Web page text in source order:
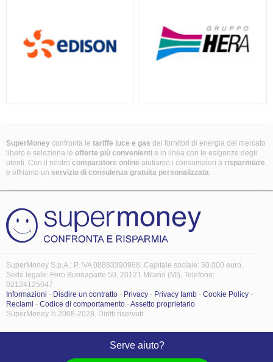
SuperMoney confronta le tariffe luce e gas dei fornitori di energia del mercato
libero e seleziona le offerte più convenienti e in linea con le esigenze degli
utenti. Con il nostro comparatore online aiutiamo i consumatori a risparmiare
e offriamo un servizio di consulenza gratuita personalizzata.
SuperMoney S.p.A.: P. IVA 08883390968. Capitale sociale: 50.000 euro.
Sede legale: Foro Buonaparte 50, 20121 Milano (MI). Telefono:
02124125047.
Informazioni - Disdire un contratto - Privacy - Privacy Iamb - Cookie Policy -
Reclami - Codice di comportamento -Assetto proprietario
SuperMoney © 2008-2028. Diritti riservati.
Serve aiuto?